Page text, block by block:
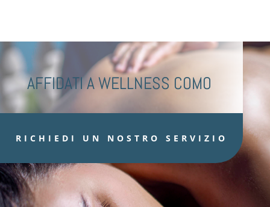
AFFIDATI A WELLNESS COMO
RICHIEDI UN NOSTRO SERVIZIO